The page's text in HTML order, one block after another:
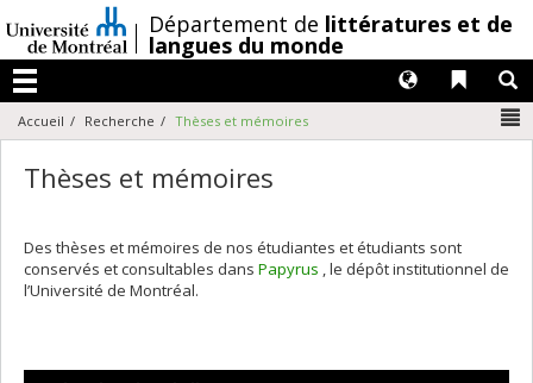
au
contenu
/Département de littératures et de
langues du monde
Menu
Liens
Langues
Accueil Recherche Thèses et mémoires
Thèses et mémoires
Des thèses et mémoires de nos étudiantes et étudiants sont
conservés et consultables dans Papyrus , le dépôt institutionnel de
l’Université de Montréal.